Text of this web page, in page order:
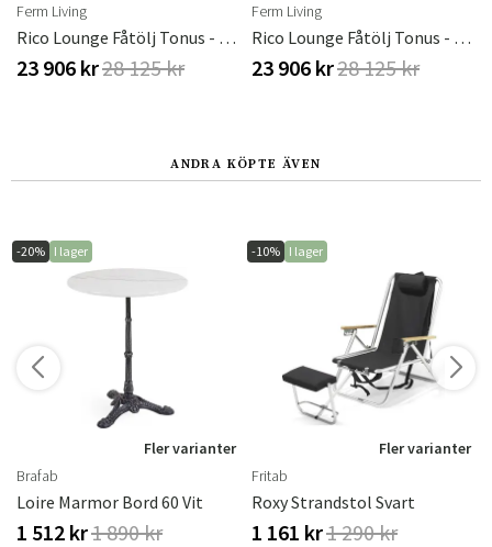
Ferm Living
Rico Lounge Fåtölj Tonus - 244
23 906 kr28 125 kr
Ferm Living
Rico Lounge Fåtölj Tonus - 135
23 906 kr28 125 kr
ANDRA KÖPTE ÄVEN
-20% I lager
Fler varianter
Brafab
Loire Marmor Bord 60 Vit
1 512 kr1 890 kr
-10% I lager
Fler varianter
Fritab
Roxy Strandstol Svart
1 161 kr1 290 kr